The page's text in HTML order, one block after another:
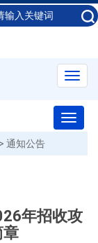
Toggle
通知公告
年招收攻
章